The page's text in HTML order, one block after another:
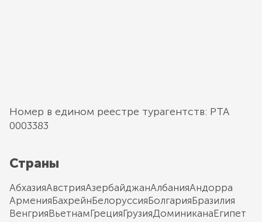
Номер в едином реестре турагентств: РТА
0003383
Страны
АбхазияАвстрияАзербайджанАлбанияАндорра
АрменияБахрейнБелоруссияБолгарияБразилия
ВенгрияВьетнамГрецияГрузияДоминиканаЕгипет